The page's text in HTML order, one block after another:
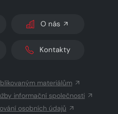
O nás
Kontakty
materiálům
informační společnosti
osobních údajů